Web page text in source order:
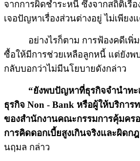
จากการผิดชำระหนี้ ซึ่งจากสถิติเรื่
เจอปัญหาเรื่องส่วนต่างอยู่ ไม่เพีย
อย่างไรก็ตาม การฟ้องคดีเพิ่มขึ้
ซื้อให้มีการช่วยเหลือลูกหนี้ แต่ยังพ
กลับบอกว่าไม่มีนโยบายดังกล่าว
“ยังพบปัญหาที่ธุรกิจจำนำท
ธุรกิจ Non - Bank หรือผู้ให้บริกา
ของสำนักงานคณะกรรมการคุ้มคร
การคิดดอกเบี้ยสูงเกินจริงและผิด
นฤมล กล่าว